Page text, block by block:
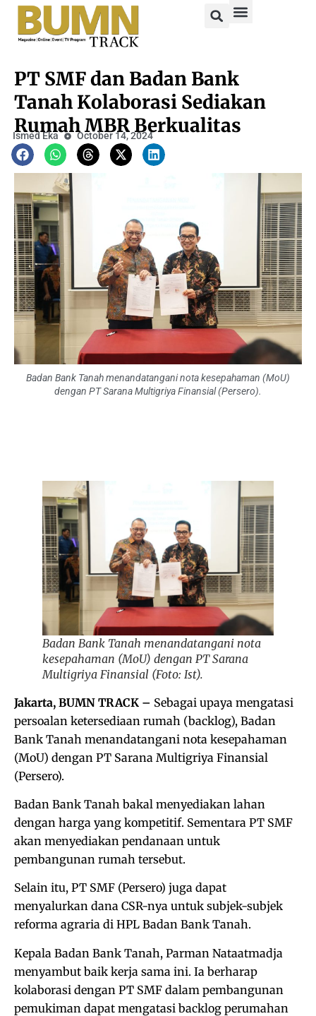
PT SMF dan Badan Bank
Tanah Kolaborasi Sediakan
Rumah MBR Berkualitas
Ismed Eka October 14, 2024
Badan Bank Tanah menandatangani nota kesepahaman (MoU)
dengan PT Sarana Multigriya Finansial (Persero).
Badan Bank Tanah menandatangani nota
kesepahaman (MoU) dengan PT Sarana
Multigriya Finansial (Foto: Ist).
Jakarta, BUMN TRACK – Sebagai upaya mengatasi
persoalan ketersediaan rumah (backlog), Badan
Bank Tanah menandatangani nota kesepahaman
(MoU) dengan PT Sarana Multigriya Finansial
(Persero).
Badan Bank Tanah bakal menyediakan lahan
dengan harga yang kompetitif. Sementara PT SMF
akan menyediakan pendanaan untuk
pembangunan rumah tersebut.
Selain itu, PT SMF (Persero) juga dapat
menyalurkan dana CSR-nya untuk subjek-subjek
reforma agraria di HPL Badan Bank Tanah.
Kepala Badan Bank Tanah, Parman Nataatmadja
menyambut baik kerja sama ini. Ia berharap
kolaborasi dengan PT SMF dalam pembangunan
pemukiman dapat mengatasi backlog perumahan